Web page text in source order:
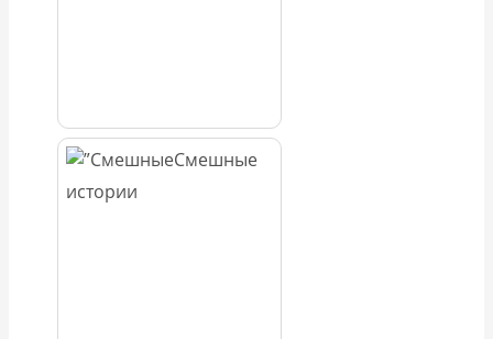
Смешные
истории